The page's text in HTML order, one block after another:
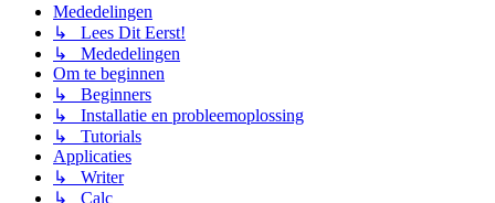
Mededelingen
↳ Lees Dit Eerst!
↳ Mededelingen
Om te beginnen
↳ Beginners
↳ Installatie en probleemoplossing
↳ Tutorials
Applicaties
↳ Writer
↳ Calc